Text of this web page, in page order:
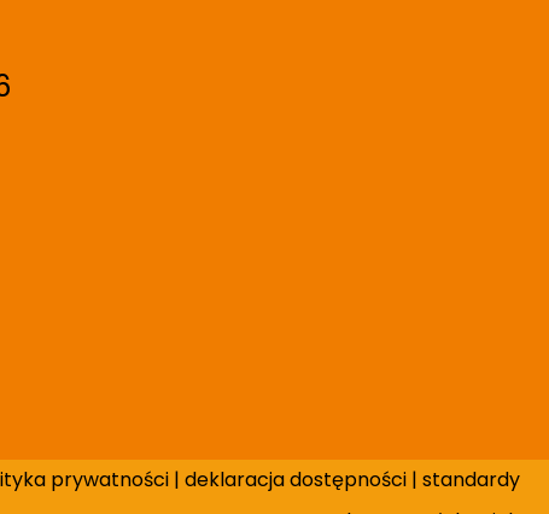
prywatności | deklaracja dostępności | standardy